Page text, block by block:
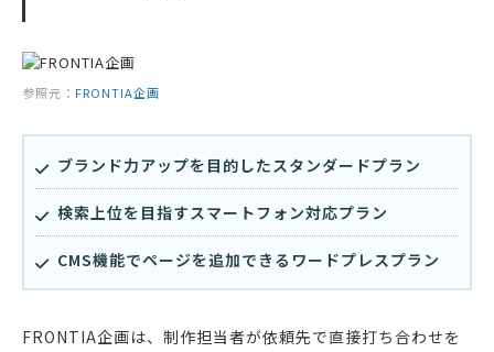
参照元： FRONTIA企画
ブランド力アップを目的したスタンダードプラン
検索上位を目指すスマートフォン対応プラン
CMS機能でページを追加できるワードプレスプラン
FRONTIA企画は、制作担当者が依頼先で直接打ち合わせを